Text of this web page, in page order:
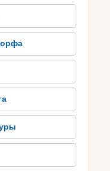
предлагает
с
самых популярных
Сома
базаров.
роскошными
работы, а
египетскую
также
храмах и
посетить храм